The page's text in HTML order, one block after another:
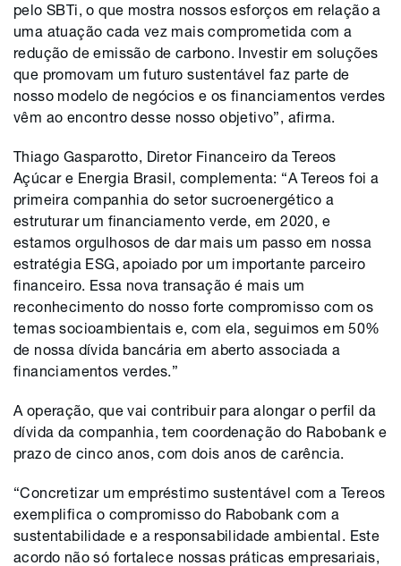
pelo SBTi, o que mostra nossos esforços em relação a
uma atuação cada vez mais comprometida com a
redução de emissão de carbono. Investir em soluções
que promovam um futuro sustentável faz parte de
nosso modelo de negócios e os financiamentos verdes
vêm ao encontro desse nosso objetivo”, afirma.
Thiago Gasparotto, Diretor Financeiro da Tereos
Açúcar e Energia Brasil, complementa: “A Tereos foi a
primeira companhia do setor sucroenergético a
estruturar um financiamento verde, em 2020, e
estamos orgulhosos de dar mais um passo em nossa
estratégia ESG, apoiado por um importante parceiro
financeiro. Essa nova transação é mais um
reconhecimento do nosso forte compromisso com os
temas socioambientais e, com ela, seguimos em 50%
de nossa dívida bancária em aberto associada a
financiamentos verdes.”
A operação, que vai contribuir para alongar o perfil da
dívida da companhia, tem coordenação do Rabobank e
prazo de cinco anos, com dois anos de carência.
“Concretizar um empréstimo sustentável com a Tereos
exemplifica o compromisso do Rabobank com a
sustentabilidade e a responsabilidade ambiental. Este
acordo não só fortalece nossas práticas empresariais,